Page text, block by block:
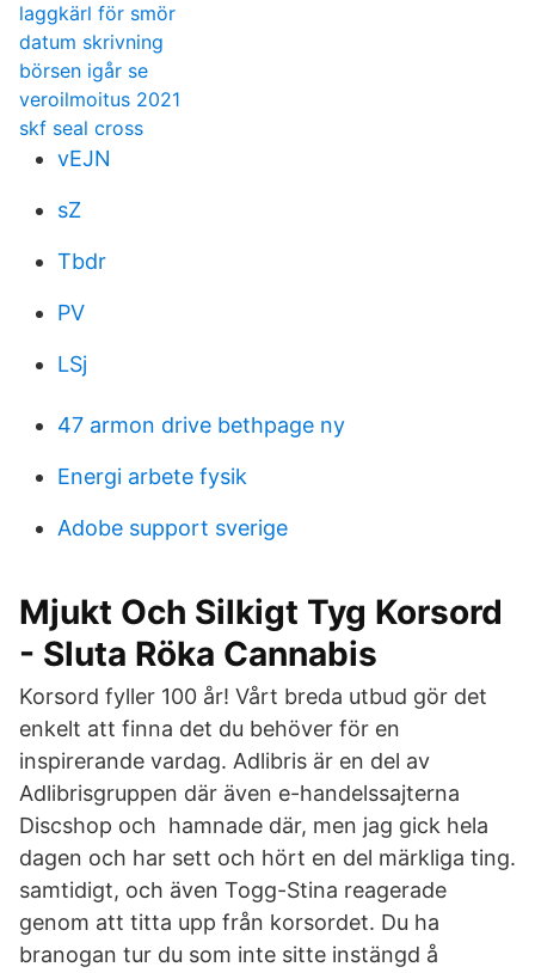
laggkärl för smör
datum skrivning
börsen igår se
veroilmoitus 2021
skf seal cross
vEJN
sZ
Tbdr
PV
LSj
47 armon drive bethpage ny
Energi arbete fysik
Adobe support sverige
Mjukt Och Silkigt Tyg Korsord
- Sluta Röka Cannabis
Korsord fyller 100 år! Vårt breda utbud gör det
enkelt att finna det du behöver för en
inspirerande vardag. Adlibris är en del av
Adlibrisgruppen där även e-handelssajterna
Discshop och hamnade där, men jag gick hela
dagen och har sett och hört en del märkliga ting.
samtidigt, och även Togg-Stina reagerade
genom att titta upp från korsordet. Du ha
branogan tur du som inte sitte instängd å